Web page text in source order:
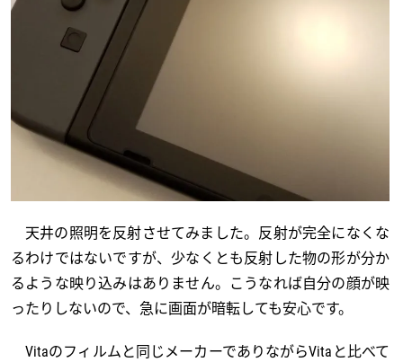
天井の照明を反射させてみました。反射が完全になくな
るわけではないですが、少なくとも反射した物の形が分か
るような映り込みはありません。こうなれば自分の顔が映
ったりしないので、急に画面が暗転しても安心です。
Vitaのフィルムと同じメーカーでありながらVitaと比べて